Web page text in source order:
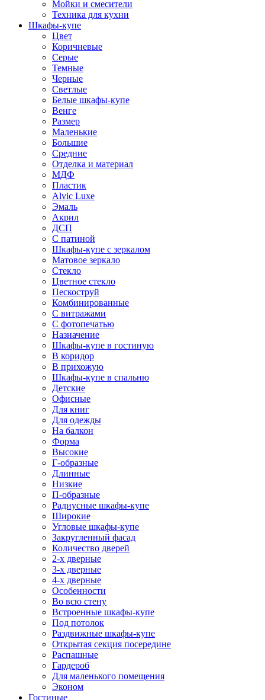
Мойки и смесители
Техника для кухни
Шкафы-купе
Цвет
Коричневые
Серые
Темные
Черные
Светлые
Белые шкафы-купе
Венге
Размер
Маленькие
Большие
Средние
Отделка и материал
МДФ
Пластик
Alvic Luxe
Эмаль
Акрил
ДСП
С патиной
Шкафы-купе с зеркалом
Матовое зеркало
Стекло
Цветное стекло
Пескоструй
Комбинированные
С витражами
С фотопечатью
Назначение
Шкафы-купе в гостиную
В коридор
В прихожую
Шкафы-купе в спальню
Детские
Офисные
Для книг
Для одежды
На балкон
Форма
Высокие
Г-образные
Длинные
Низкие
П-образные
Радиусные шкафы-купе
Широкие
Угловые шкафы-купе
Закругленный фасад
Количество дверей
2-х дверные
3-х дверные
4-х дверные
Особенности
Во всю стену
Встроенные шкафы-купе
Под потолок
Раздвижные шкафы-купе
Открытая секция посередине
Распашные
Гардероб
Для маленького помещения
Эконом
Гостиные